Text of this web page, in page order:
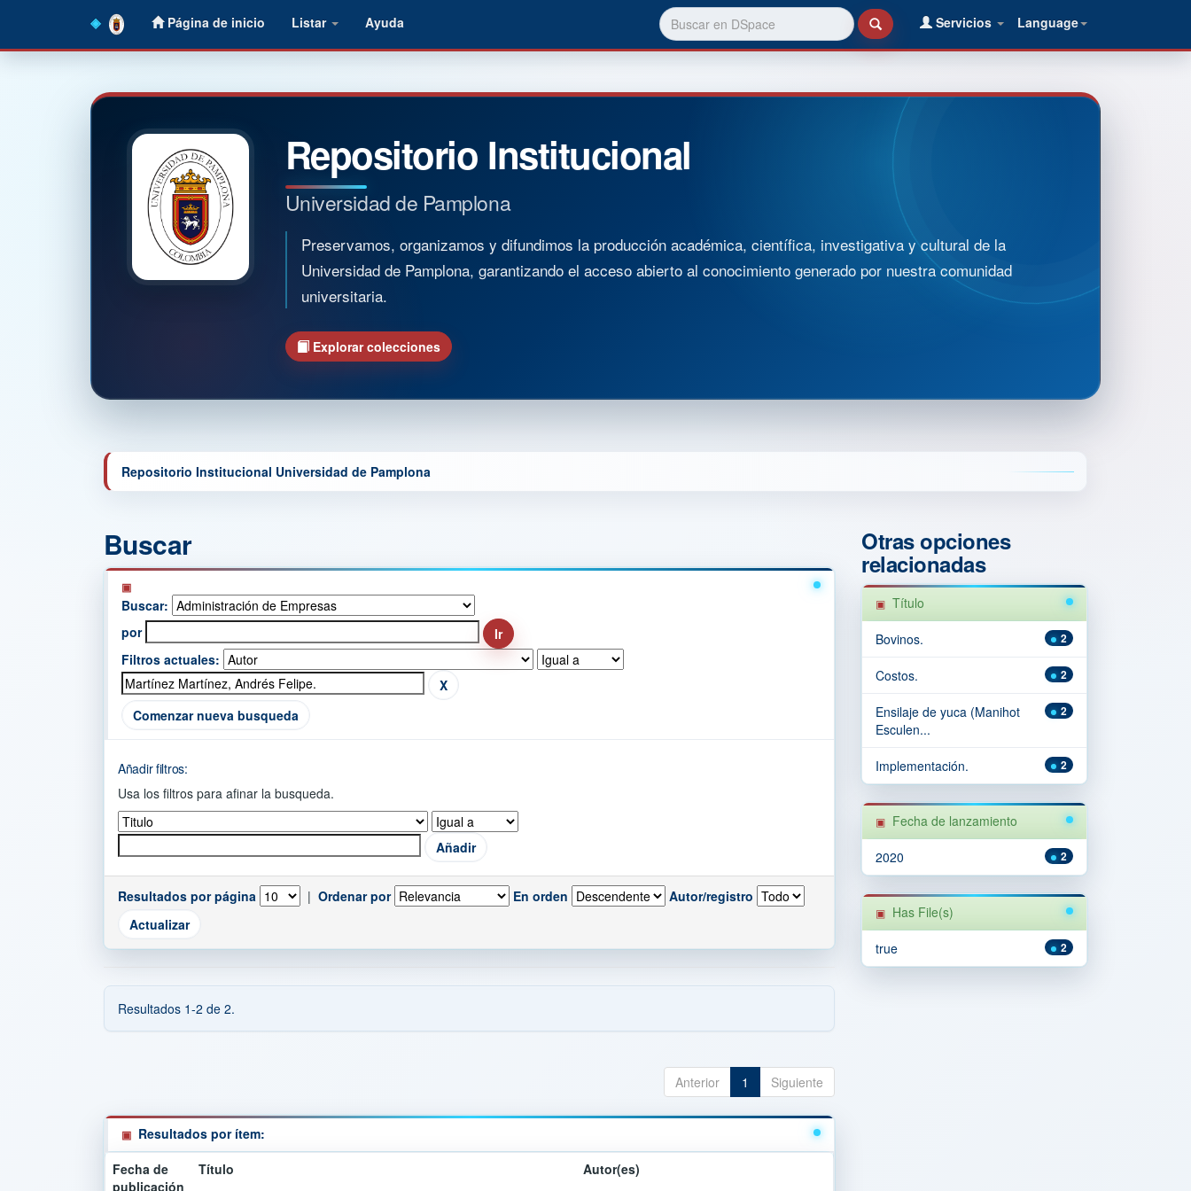
Página de inicio Listar Ayuda Language
Servicios
Repositorio Institucional
Universidad de Pamplona
Preservamos, organizamos y difundimos la producción académica, científica, investigativa y cultural de la
Universidad de Pamplona, garantizando el acceso abierto al conocimiento generado por nuestra comunidad
universitaria.
Explorar colecciones
Repositorio Institucional Universidad de Pamplona
Buscar
Buscar:
por
Filtros actuales:
Comenzar nueva busqueda
Añadir filtros:
Usa los filtros para afinar la busqueda.
Resultados por página | Ordenar por En orden Autor/registro
Resultados 1-2 de 2.
Anterior 1 Siguiente
Resultados por ítem:
Fecha de
publicación
Título Autor(es)
Otras opciones
relacionadas
Título
2
Bovinos.
2
Costos.
2
Ensilaje de yuca (Manihot
Esculen...
2
Implementación.
Fecha de lanzamiento
2
2020
Has File(s)
2
true